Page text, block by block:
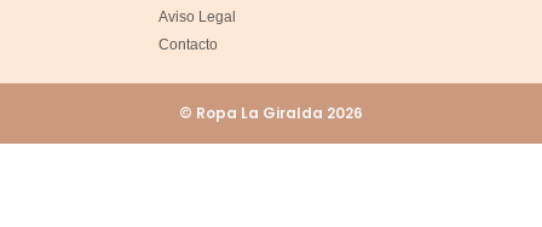
Aviso Legal
Contacto
© Ropa La Giralda 2026